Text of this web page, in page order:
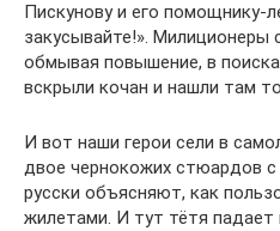
Пискунову и его помощнику-
закусывайте!». Милиционеры
обмывая повышение, в
вскрыли кочан и нашли там
И вот наши герои сели в
двое чернокожих стюардов
русски объясняют, как
жилетами. И тут тётя падает